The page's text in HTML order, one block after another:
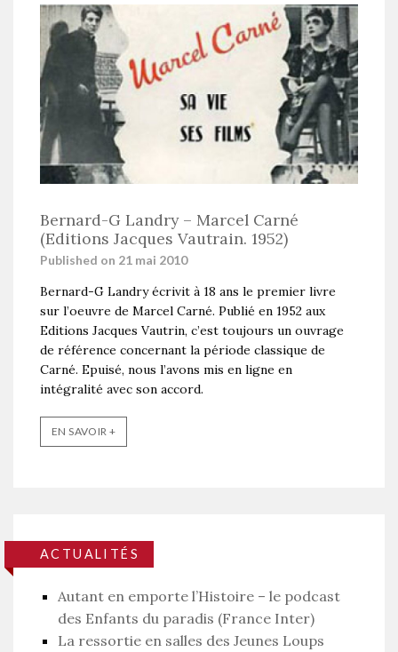
Bernard-G Landry – Marcel Carné
(Editions Jacques Vautrain. 1952)
Published on 21 mai 2010
Bernard-G Landry écrivit à 18 ans le premier livre
sur l’oeuvre de Marcel Carné. Publié en 1952 aux
Editions Jacques Vautrin, c’est toujours un ouvrage
de référence concernant la période classique de
Carné. Epuisé, nous l’avons mis en ligne en
intégralité avec son accord.
EN SAVOIR +
ACTUALITÉS
Autant en emporte l’Histoire – le podcast
des Enfants du paradis (France Inter)
La ressortie en salles des Jeunes Loups